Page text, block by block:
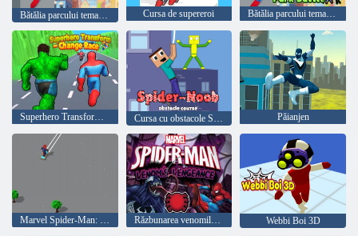
Cursa de supereroi Bătălia parcului tematic Spiderlox
Superhero Transform - Schimbați cursa Păianjen
Marvel Spider-Man: Snowy Skate Răzbunarea venomilor minunați Spider-Man Webbi Boi 3D